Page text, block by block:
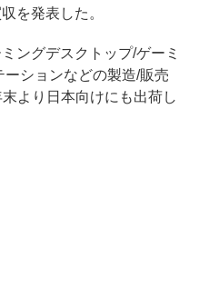
を発表した。
ングデスクトップ/ゲーミ
ションなどの製造/販売
より日本向けにも出荷し